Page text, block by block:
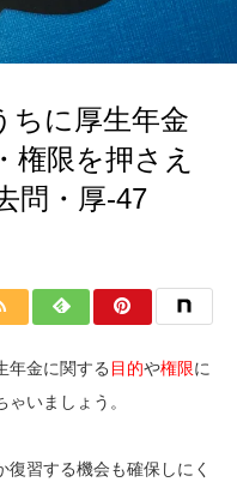
ちに厚生年金
権限を押さえ
問・厚-47
年金に関する 目的や権限に
いましょう。
習する機会も確保しにく